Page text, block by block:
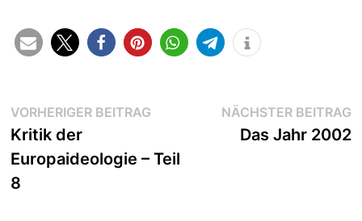
Beitragsnavigation
VORHERIGER BEITRAGVorheriger
Kritik der
Europaideologie – Teil
8
NÄCHSTER BEITRAG
Das Jahr 2002